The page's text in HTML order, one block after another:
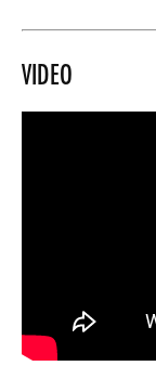
VIDEO